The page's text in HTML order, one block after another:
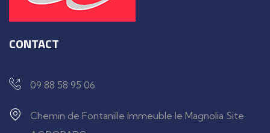
CONTACT
09 88 58 95 06
Chemin de Fontanille Immeuble le Magnolia Site